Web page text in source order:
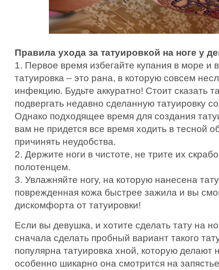
Правила ухода за татуировкой на ноге у
1. Первое время избегайте купания в море и
татуировка – это рана, в которую совсем
инфекцию. Будьте аккуратно! Стоит сказать
подвергать недавно сделанную татуировку
Однако подходящее время для создания
вам не придется все время ходить в тесной
причинять неудобства.
2. Держите ноги в чистоте, не трите их
полотенцем.
3. Увлажняйте ногу, на которую нанесена
поврежденная кожа быстрее зажила и вы
дискомфорта от татуировки!
Если вы девушка, и хотите сделать тату на
сначала сделать пробный вариант такого
популярна татуировка хной, которую делают
особенно шикарно она смотрится на